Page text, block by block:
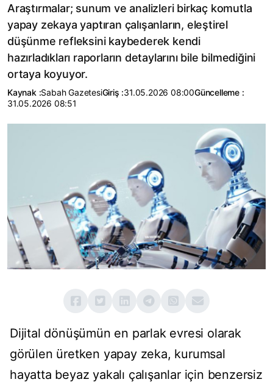
Araştırmalar; sunum ve analizleri birkaç komutla
yapay zekaya yaptıran çalışanların, eleştirel
düşünme refleksini kaybederek kendi
hazırladıkları raporların detaylarını bile bilmediğini
ortaya koyuyor.
Kaynak :Sabah GazetesiGiriş :31.05.2026 08:00Güncelleme :
31.05.2026 08:51
Dijital dönüşümün en parlak evresi olarak
görülen üretken yapay zeka, kurumsal
hayatta beyaz yakalı çalışanlar için benzersiz